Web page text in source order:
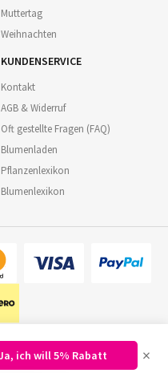
Muttertag
Weihnachten
KUNDENSERVICE
Kontakt
AGB & Widerruf
Oft gestellte Fragen (FAQ)
Blumenladen
Pflanzenlexikon
Blumenlexikon
©2026Regionsflorist.de
ich will 5% Rabatt ×